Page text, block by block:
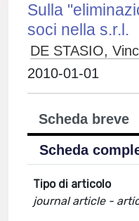
Sulla
soci nella s.r.l.
DE STASIO,
2010-01-01
Scheda breve
Scheda
Tipo di articolo
journal article -